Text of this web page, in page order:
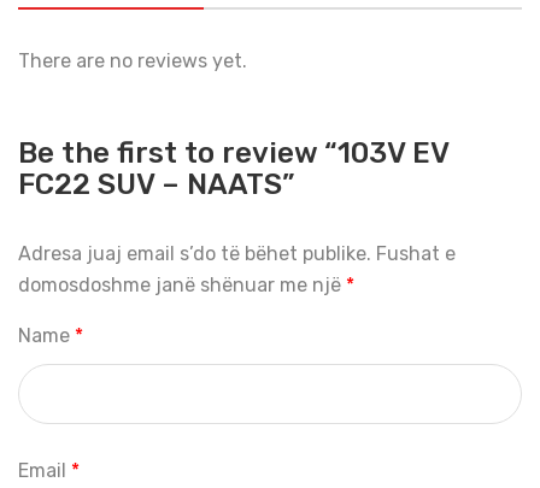
There are no reviews yet.
Be the first to review “103V EV
FC22 SUV – NAATS”
Adresa juaj email s’do të bëhet publike. Fushat e
domosdoshme janë shënuar me një *
Name *
Email *